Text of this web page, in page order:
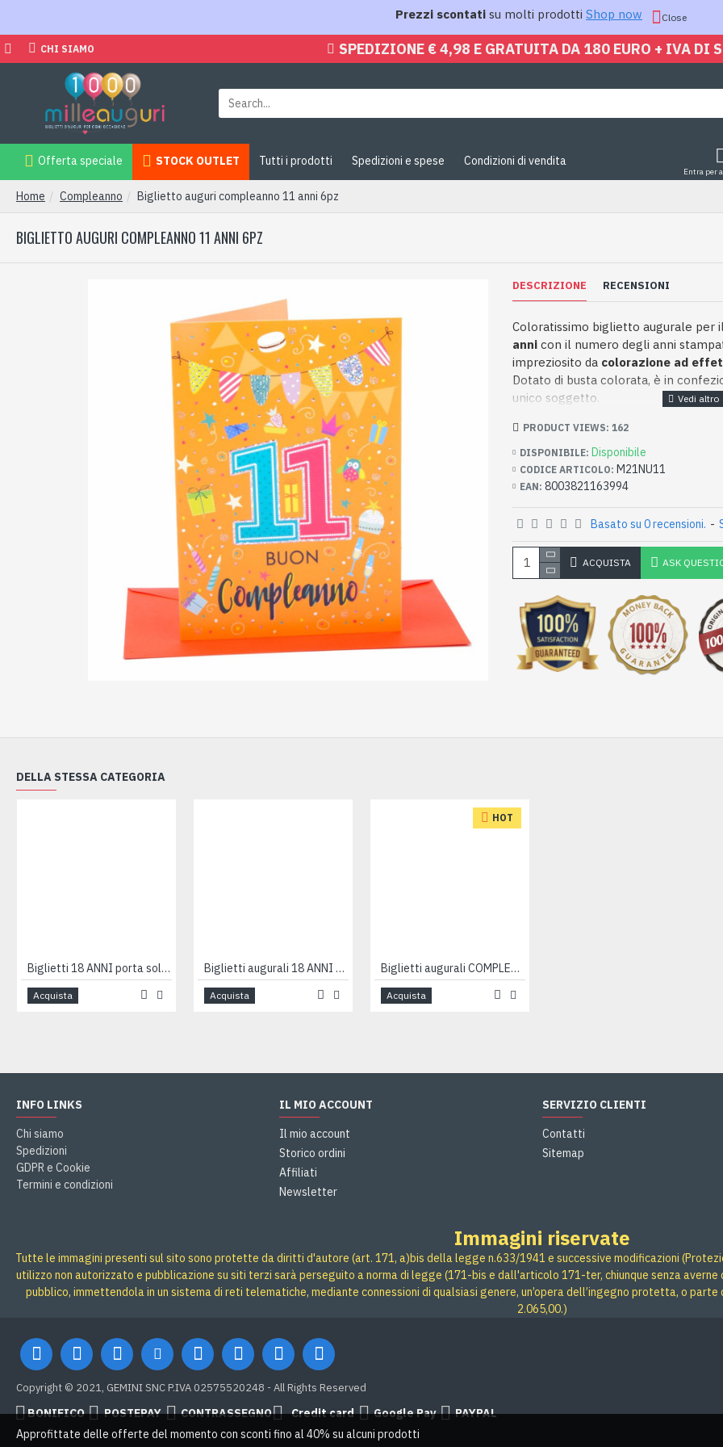
Prezzi scontati su molti prodotti Shop now Close
CHI SIAMO SPEDIZIONE € 4,98 E GRATUITA DA 180 EURO + IVA DI
Offerta speciale STOCK OUTLET Tutti i prodotti Spedizioni e spese Condizioni di vendita
Entra per
Home Compleanno Biglietto auguri compleanno 11 anni 6pz
BIGLIETTO AUGURI COMPLEANNO 11 ANNI 6PZ
DESCRIZIONE RECENSIONI
Coloratissimo biglietto augurale
anni con il numero degli anni
impreziosito da colorazione ad
Dotato di busta colorata, è in
unico soggetto.
DISPONIBILE: Disponibile
CODICE ARTICOLO: M21NU11
EAN: 8003821163994
PRODUCT VIEWS: 162
Basato su 0 recensioni. -
ACQUISTA ASK
DELLA STESSA CATEGORIA
Biglietti 18 ANNI porta soldi 12pz
Acquista
Biglietti augurali 18 ANNI 12pz
Acquista
HOT
Biglietti augurali COMPLEANNO 1 ANNO portasoldi 12pz
Acquista
INFO LINKS
Chi siamo
Spedizioni
GDPR e Cookie
Termini e condizioni
IL MIO ACCOUNT
Il mio account
Storico ordini
Affiliati
Newsletter
SERVIZIO CLIENTI
Contatti
Sitemap
Immagini riservate
Tutte le immagini presenti sul sito sono protette da diritti d'autore (art. 171, a)bis della legge n.633/1941 e successive modificazioni
utilizzo non autorizzato e pubblicazione su siti terzi sarà perseguito a norma di legge (171-bis e dall'articolo 171-ter, chiunque senza
pubblico, immettendola in un sistema di reti telematiche, mediante connessioni di qualsiasi genere, un’opera dell’ingegno protetta, o
2.065,00.)
Copyright © 2021, GEMINI SNC P.IVA 02575520248 - All Rights Reserved
BONIFICO POSTEPAY CONTRASSEGNO Credit card Google Pay
PAYPAL
Approfittate delle offerte del momento con sconti fino al 40% su alcuni prodotti